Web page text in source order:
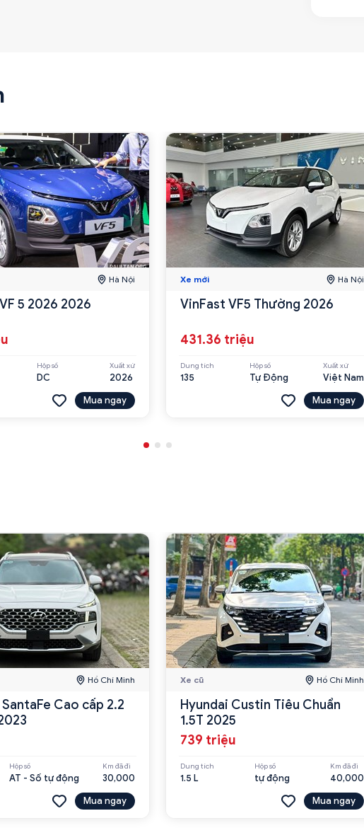
Hà Nội
5 2026 2026
Hộp số
DC
Xuất xứ
2026
Mua ngay
Xe mới Hà Nội
VinFast VF5 Thường 2026
431.36 triệu
Dung tích
135
Hộp số
Tự Động
Xuất xứ
Việt Nam
Mua ngay
Hồ Chí Minh
Cao cấp 2.2
Hộp số
AT - Số tự động
Km đã đi
30,000
Mua ngay
Xe cũ Hồ Chí Minh
Hyundai Custin Tiêu Chuẩn
1.5T 2025
739 triệu
Dung tích
1.5 L
Hộp số
tự động
Km đã đi
40,000
Mua ngay